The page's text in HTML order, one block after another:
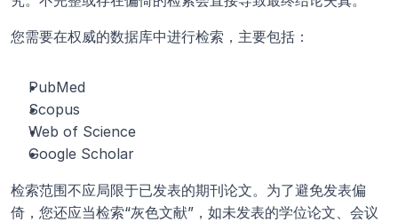
您需要在权威的数据库中进行检索，主要包括：
PubMed
Scopus
Web of Science
Google Scholar
检索范围不应局限于已发表的期刊论文。为了避免发表偏
倚，您还应当检索“灰色文献”，如未发表的学位论文、会议